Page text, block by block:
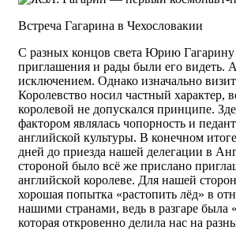
Встреча Гагарина в Чехословакии
С разных концов света Юрию
приглашения и рады были его видеть.
исключением. Однако изначально
Королевство носил частный характер,
королевой не допускался принципе.
фактором являлась чопорность и
английской культуры. В конечном
дней до приезда нашей делегации в
стороной было всё же прислано
английской королеве. Для нашей
хорошая попытка «растопить лёд» в
нашими странами, ведь в разгаре была
которая откровенно делила нас на